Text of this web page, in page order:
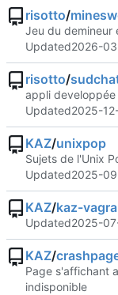
risotto/
Jeu du demineur
Updated2026-
risotto/
appli
Updated2025-
KAZ/unixpop
Sujets de l'Unix
Updated2025-
KAZ/kaz-
Updated2025-
KAZ/
Page s'affichant
indisponible